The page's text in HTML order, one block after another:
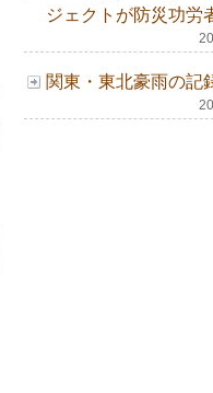
ジェクトが防災功労
関東・東北豪雨の記